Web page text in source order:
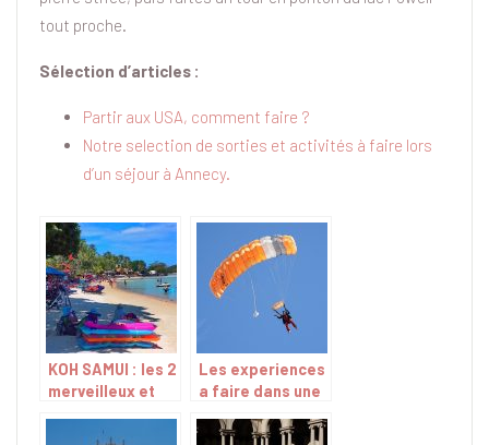
tout proche.
Sélection d’articles :
Partir aux USA, comment faire ?
Notre selection de sorties et activités à faire lors
d’un séjour à Annecy.
KOH SAMUI : les 2
merveilleux et
endroits à visiter
Les experiences
a faire dans une